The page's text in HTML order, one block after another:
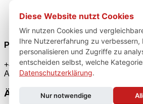
Persönliche Fachberatung
+49 2247 9029252 · Mo–Fr 8–17 Uhr
Auswahl.
Ähnliche Produkte
Diese Website nutzt Cookies
Wir nutzen Cookies und
Ihre Nutzererfahrung zu verbessern,
personalisieren und Zugriffe zu
entscheiden selbst, welche
Datenschutzerklärung.
Nur notwendige